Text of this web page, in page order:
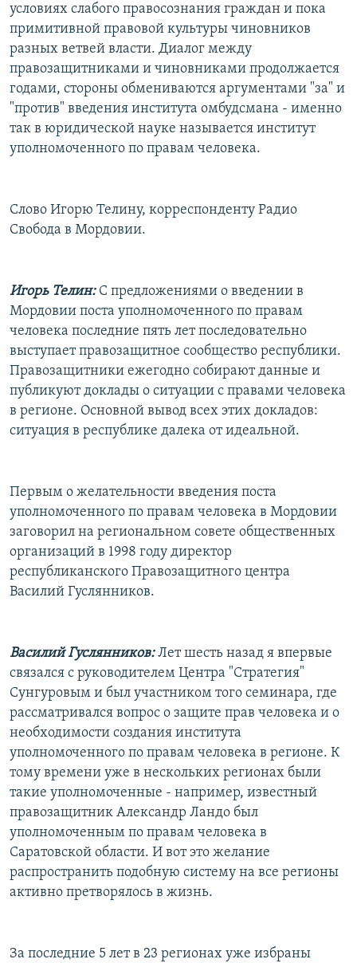
условиях слабого правосознания граждан и пока
примитивной правовой культуры чиновников
разных ветвей власти. Диалог между
правозащитниками и чиновниками продолжается
годами, стороны обмениваются аргументами "за" и
"против" введения института омбудсмана - именно
так в юридической науке называется институт
уполномоченного по правам человека.
Слово Игорю Телину, корреспонденту Радио
Свобода в Мордовии.
Игорь Телин:С предложениями о введении в
Мордовии поста уполномоченного по правам
человека последние пять лет последовательно
выступает правозащитное сообщество республики.
Правозащитники ежегодно собирают данные и
публикуют доклады о ситуации с правами человека
в регионе. Основной вывод всех этих докладов:
ситуация в республике далека от идеальной.
Первым о желательности введения поста
уполномоченного по правам человека в Мордовии
заговорил на региональном совете общественных
организаций в 1998 году директор
республиканского Правозащитного центра
Василий Гуслянников.
Василий Гуслянников:Лет шесть назад я впервые
связался с руководителем Центра "Стратегия"
Сунгуровым и был участником того семинара, где
рассматривался вопрос о защите прав человека и о
необходимости создания института
уполномоченного по правам человека в регионе. К
тому времени уже в нескольких регионах были
такие уполномоченные - например, известный
правозащитник Александр Ландо был
уполномоченным по правам человека в
Саратовской области. И вот это желание
распространить подобную систему на все регионы
активно претворялось в жизнь.
За последние 5 лет в 23 регионах уже избраны